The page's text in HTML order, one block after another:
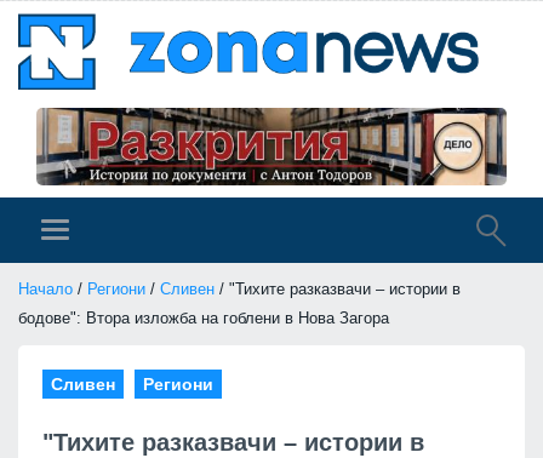
Начало / Региони / Сливен / "Тихите разказвачи – истории в
бодове": Втора изложба на гоблени в Нова Загора
Сливен Региони
"Тихите разказвачи – истории в